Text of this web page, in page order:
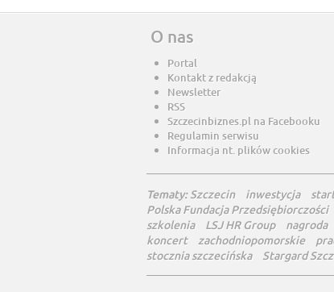
O nas
Portal
Kontakt z redakcją
Newsletter
RSS
Szczecinbiznes.pl na Facebooku
Regulamin serwisu
Informacja nt. plików cookies
Tematy:Szczecin inwestycja
Polska Fundacja Przedsiębiorczości
szkolenia
LSJ HR Group nagroda
koncert
zachodniopomorskie
stocznia szczecińska
Stargard